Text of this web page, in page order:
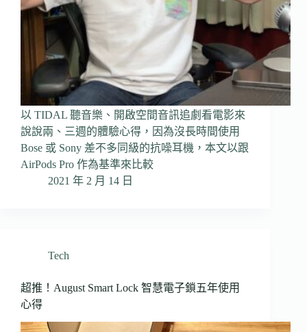
以 TIDAL 聽音樂、開啟空間音訊追劇看電影來
說說兩、三週的體驗心得，因為沒長時間使用
Bose 或 Sony 差不多同級的抗噪耳機，本文以跟
AirPods Pro 作為基準來比較
2021 年 2 月 14 日
Tech
超推！August Smart Lock 智慧電子鎖五年使用
心得